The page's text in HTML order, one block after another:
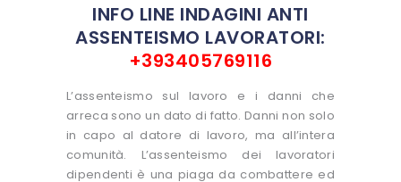
INFO LINE INDAGINI ANTI
ASSENTEISMO LAVORATORI:
+393405769116
L’assenteismo sul lavoro e i danni che
arreca sono un dato di fatto. Danni non solo
in capo al datore di lavoro, ma all’intera
comunità. L’assenteismo dei lavoratori
dipendenti è una piaga da combattere ed